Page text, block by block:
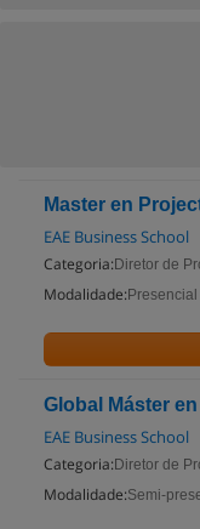
Master en
EAE Business School
Categoria: Diretor de
Modalidade: Presencial
Global Máster
EAE Business School
Categoria: Diretor de
Modalidade:Semi-